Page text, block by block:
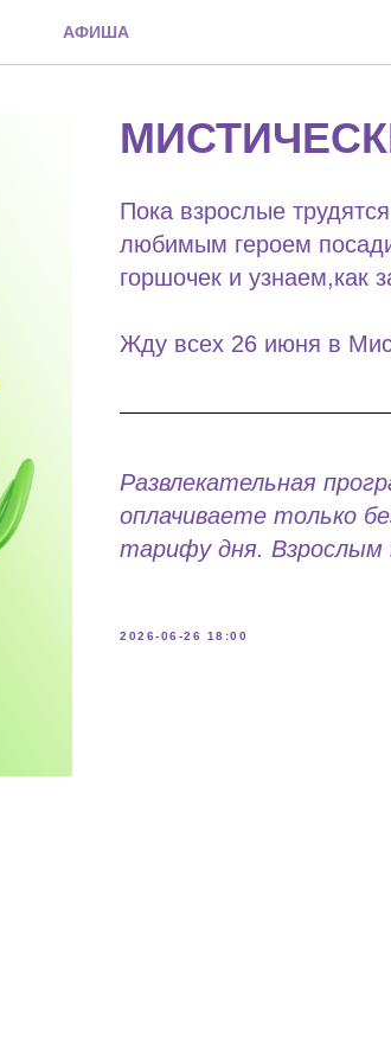
АФИША
Пока взрослые
любимым героем
горшочек и узнаем,как
Жду всех 26 июня в
Развлекательная
оплачиваете только
тарифу дня. Взрослым
2026-06-26 18:00